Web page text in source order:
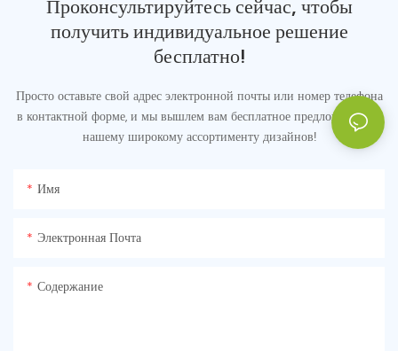
Проконсультируйтесь сейчас, чтобы
получить индивидуальное решение
бесплатно!
Просто оставьте свой адрес электронной почты или номер телефона
в контактной форме, и мы вышлем вам бесплатное предложение по
нашему широкому ассортименту дизайнов!
Имя
Электронная Почта
Содержание